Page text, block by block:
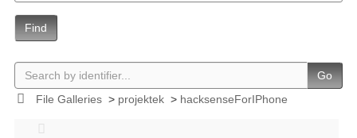
Find
Go
File Galleries> projektek> hacksenseForIPhone